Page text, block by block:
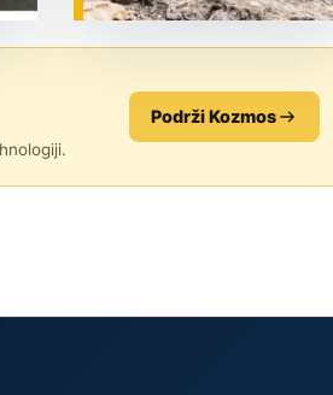
Podrži Kozmos